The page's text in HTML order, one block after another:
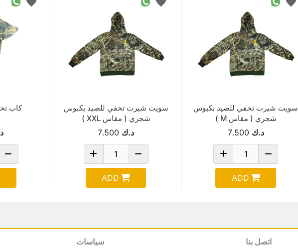
سويت شيرت تخفي للصيد بكبوس
شجري ( مقاس M )
د.ك 7.500
ADD
سويت شيرت تخفي للصيد بكبوس
شجري ( مقاس XXL )
د.ك 7.500
ADD
كاب
اتصل بنا سياسات